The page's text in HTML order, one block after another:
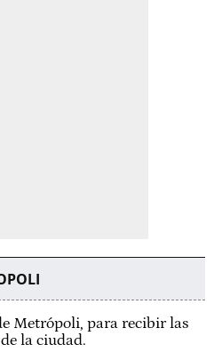
Metrópoli, para recibir las
la ciudad.